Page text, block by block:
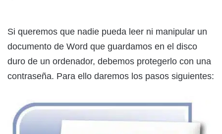
Si queremos que nadie pueda leer ni manipular un
documento de Word que guardamos en el disco
duro de un ordenador, debemos protegerlo con una
contraseña. Para ello daremos los pasos siguientes: